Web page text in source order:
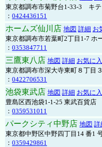
東京都調布市菊野台1-33-3 キテ
： 0424436151
ホームズ仙川店 地図 詳細 お
東京都調布市若葉町2丁目1-7 ホ
： 0353847711
三鷹東八店 地図 詳細 お気に
東京都調布市深大寺東町８丁目
： 0422706531
池袋東武店 地図 詳細 お気に
豊島区西池袋1-1-25 東武百貨
： 0359531011
パークシティ中野店 地図 詳
東京都中野区中野四丁目14 番1
： 0359429861